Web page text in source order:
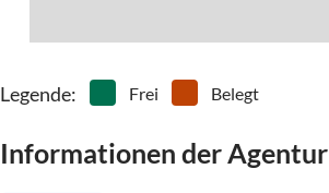
Legende: Frei Belegt
Informationen der Agentur